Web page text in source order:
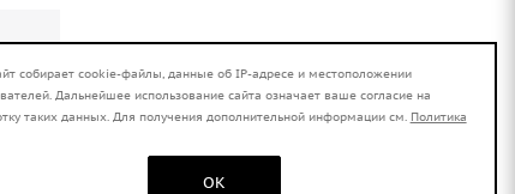
собирает cookie-файлы, данные об IP-адресе и местоположении
Дальнейшее использование сайта означает ваше согласие на
таких данных. Для получения дополнительной информации см. Политика
OK